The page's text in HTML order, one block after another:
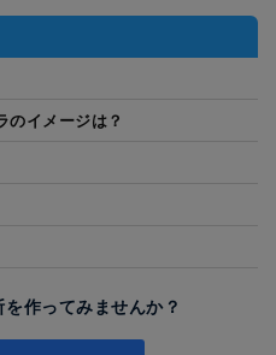
のイメージは？
作ってみませんか？